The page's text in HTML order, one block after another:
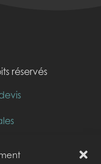
réservés
: 09:00-17:00